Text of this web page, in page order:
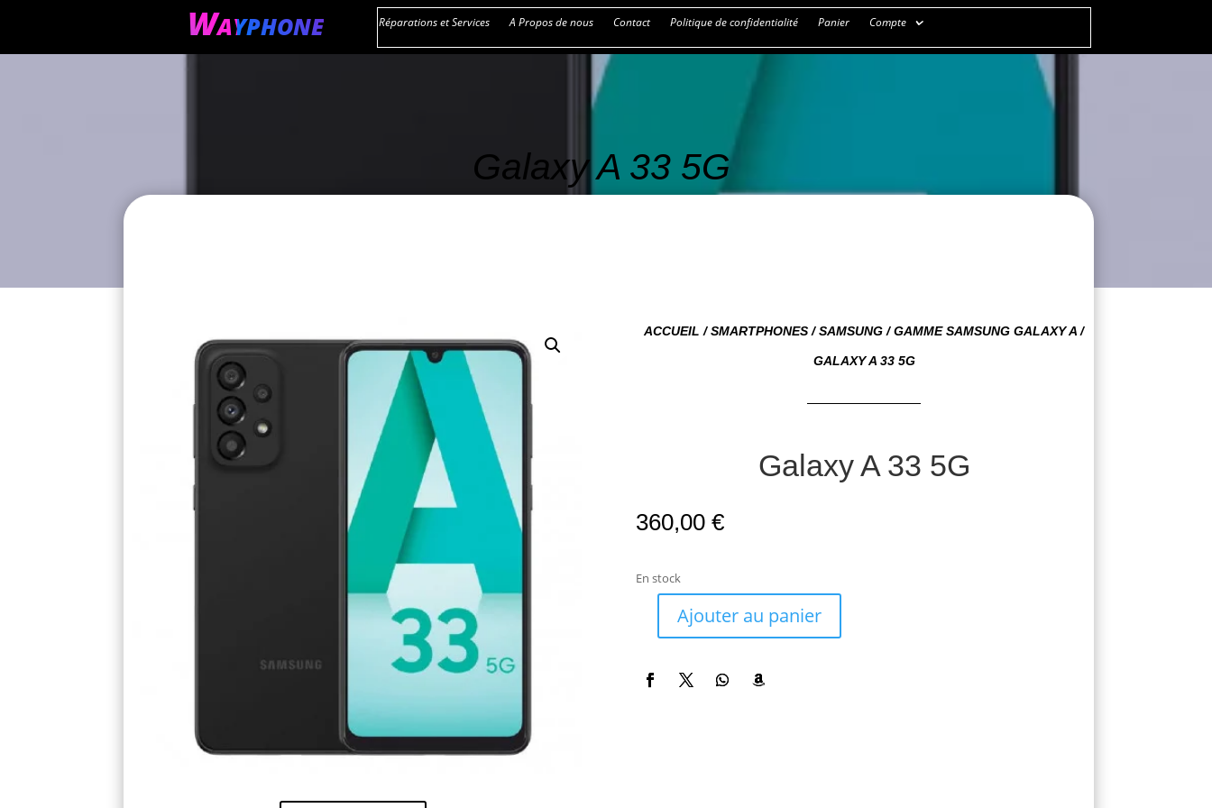
Wayphone Réparations et Services A Propos de nous Contact Politique de confidentialité Panier Compte
Galaxy A 33 5G
ACCUEIL /SMARTPHONES /SAMSUNG /GAMME SAMSUNG GALAXY A /
GALAXY A 33 5G
Galaxy A 33 5G
360,00 €
En stock
Galaxy
Ajouter au panier